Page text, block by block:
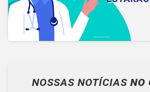
NOSSAS NOTÍCIAS NO